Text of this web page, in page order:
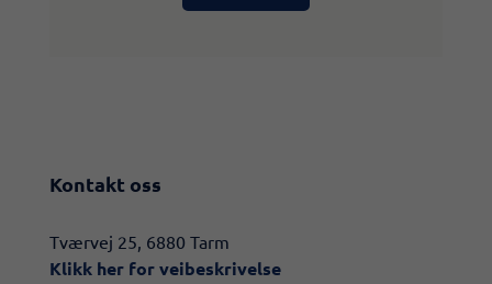
Kontakt oss
​​Tværvej 25, 6880 Tarm
Klikk her for veibeskrivelse​